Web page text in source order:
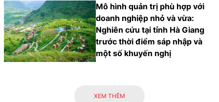
Mô hình quản trị phù hợp với
doanh nghiệp nhỏ và vừa:
Nghiên cứu tại tỉnh Hà Giang
trước thời điểm sáp nhập và
một số khuyến nghị
XEM THÊM